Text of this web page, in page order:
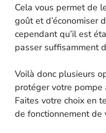
Cela vous permet de
goût et d’économiser
cependant qu’il est
passer suffisamment
Voilà donc plusieurs
protéger votre pompe
Faites votre choix en
de fonctionnement de